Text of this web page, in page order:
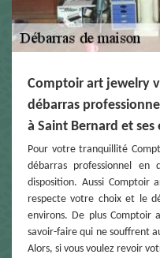
Comptoir art jewelry
débarras
à Saint Bernard et ses
Pour votre tranquillité
débarras professionnel
disposition. Aussi
respecte votre choix et le
environs. De plus
savoir-faire qui ne souffrent
Alors, si vous voulez revoir